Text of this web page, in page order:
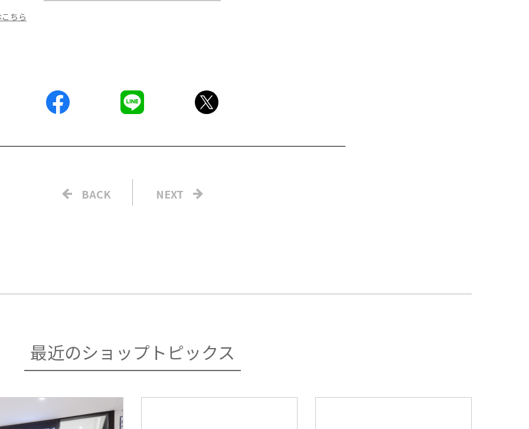
ちら
BACK NEXT
最近のショップトピックス